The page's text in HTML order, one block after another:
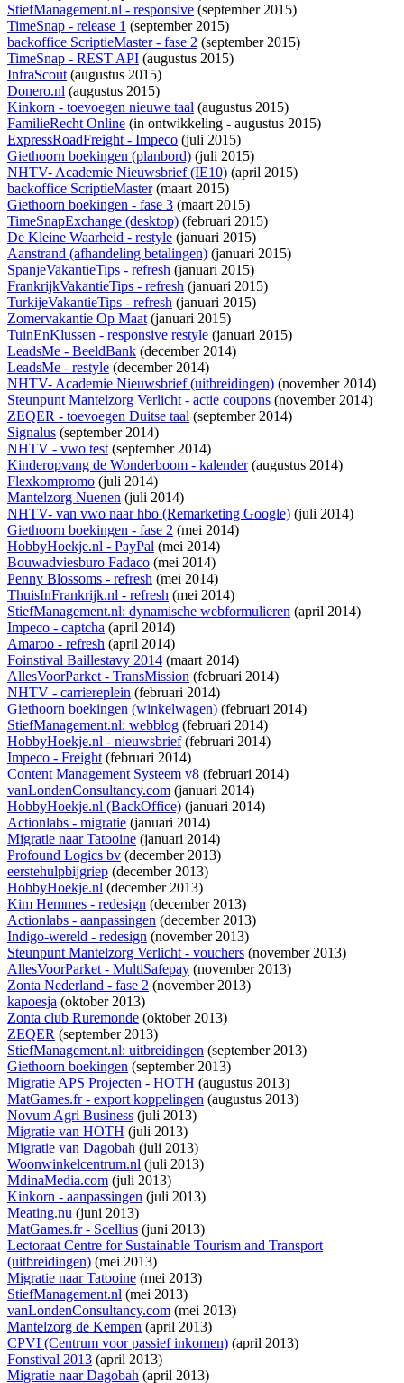
StiefManagement.nl - responsive (september 2015)
TimeSnap - release 1 (september 2015)
backoffice ScriptieMaster - fase 2 (september 2015)
TimeSnap - REST API (augustus 2015)
InfraScout(augustus 2015)
Donero.nl (augustus 2015)
Kinkorn - toevoegen nieuwe taal (augustus 2015)
FamilieRecht Online (in ontwikkeling - augustus 2015)
ExpressRoadFreight - Impeco (juli 2015)
Giethoorn boekingen (planbord) (juli 2015)
NHTV- Academie Nieuwsbrief (IE10) (april 2015)
backoffice ScriptieMaster(maart 2015)
Giethoorn boekingen - fase 3 (maart 2015)
TimeSnapExchange (desktop) (februari 2015)
De Kleine Waarheid - restyle (januari 2015)
Aanstrand (afhandeling betalingen) (januari 2015)
SpanjeVakantieTips - refresh (januari 2015)
FrankrijkVakantieTips - refresh (januari 2015)
TurkijeVakantieTips - refresh (januari 2015)
Zomervakantie Op Maat(januari 2015)
TuinEnKlussen - responsive restyle (januari 2015)
LeadsMe - BeeldBank (december 2014)
LeadsMe - restyle (december 2014)
NHTV- Academie Nieuwsbrief (uitbreidingen) (november 2014)
Steunpunt Mantelzorg Verlicht - actie coupons (november 2014)
ZEQER - toevoegen Duitse taal (september 2014)
Signalus (september 2014)
NHTV - vwo test(september 2014)
Kinderopvang de Wonderboom - kalender(augustus 2014)
Flexkompromo (juli 2014)
Mantelzorg Nuenen (juli 2014)
NHTV- van vwo naar hbo (Remarketing Google) (juli 2014)
Giethoorn boekingen - fase 2 (mei 2014)
HobbyHoekje.nl - PayPal (mei 2014)
Bouwadviesburo Fadaco (mei 2014)
Penny Blossoms - refresh (mei 2014)
ThuisInFrankrijk.nl - refresh (mei 2014)
StiefManagement.nl: dynamische webformulieren (april 2014)
Impeco - captcha (april 2014)
Amaroo - refresh (april 2014)
Foinstival Baillestavy 2014 (maart 2014)
AllesVoorParket - TransMission (februari 2014)
NHTV - carriereplein (februari 2014)
Giethoorn boekingen (winkelwagen) (februari 2014)
StiefManagement.nl: webblog (februari 2014)
HobbyHoekje.nl - nieuwsbrief(februari 2014)
Impeco - Freight(februari 2014)
Content Management Systeem v8 (februari 2014)
vanLondenConsultancy.com (januari 2014)
HobbyHoekje.nl (BackOffice) (januari 2014)
Actionlabs - migratie (januari 2014)
Migratie naar Tatooine (januari 2014)
Profound Logics bv (december 2013)
eerstehulpbijgriep (december 2013)
HobbyHoekje.nl (december 2013)
Kim Hemmes - redesign (december 2013)
Actionlabs - aanpassingen (december 2013)
Indigo-wereld - redesign (november 2013)
Steunpunt Mantelzorg Verlicht - vouchers (november 2013)
AllesVoorParket - MultiSafepay (november 2013)
Zonta Nederland - fase 2 (november 2013)
kapoesja (oktober 2013)
Zonta club Ruremonde (oktober 2013)
ZEQER (september 2013)
StiefManagement.nl: uitbreidingen (september 2013)
Giethoorn boekingen (september 2013)
Migratie APS Projecten - HOTH (augustus 2013)
MatGames.fr - export koppelingen (augustus 2013)
Novum Agri Business (juli 2013)
Migratie van HOTH (juli 2013)
Migratie van Dagobah (juli 2013)
Woonwinkelcentrum.nl (juli 2013)
MdinaMedia.com (juli 2013)
Kinkorn - aanpassingen (juli 2013)
Meating.nu (juni 2013)
MatGames.fr - Scellius (juni 2013)
Lectoraat Centre for Sustainable Tourism and Transport
(uitbreidingen) (mei 2013)
Migratie naar Tatooine (mei 2013)
StiefManagement.nl (mei 2013)
vanLondenConsultancy.com (mei 2013)
Mantelzorg de Kempen (april 2013)
CPVI (Centrum voor passief inkomen) (april 2013)
Fonstival 2013 (april 2013)
Migratie naar Dagobah (april 2013)